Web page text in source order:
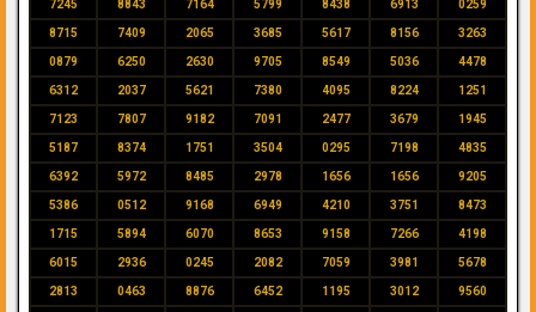
7245 8843 7164 5799 8438 6913 0259
8715 7409 2065 3685 5617 8156 3263
0879 6250 2630 9705 8549 5036 4478
6312 2037 5621 7380 4095 8224 1251
7123 7807 9182 7091 2477 3679 1945
5187 8374 1751 3504 0295 7198 4835
6392 5972 8485 2978 1656 1656 9205
5386 0512 9168 6949 4210 3751 8473
1715 5894 6070 8653 9158 7266 4198
6015 2936 0245 2082 7059 3981 5678
2813 0463 8876 6452 1195 3012 9560